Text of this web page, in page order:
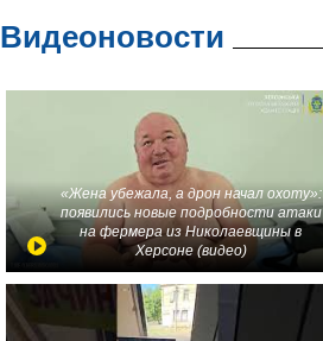
Видеоновости
«Жена убежала, а дрон начал охоту»:
появились новые подробности атаки
на фермера из Николаевщины в
Херсоне (видео)